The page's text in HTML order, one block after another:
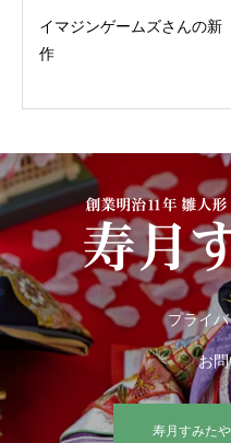
イマジンゲームズさんの新
作
プライ
お
寿月すみた